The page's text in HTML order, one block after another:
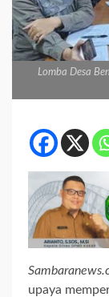
Lomba Desa
upaya